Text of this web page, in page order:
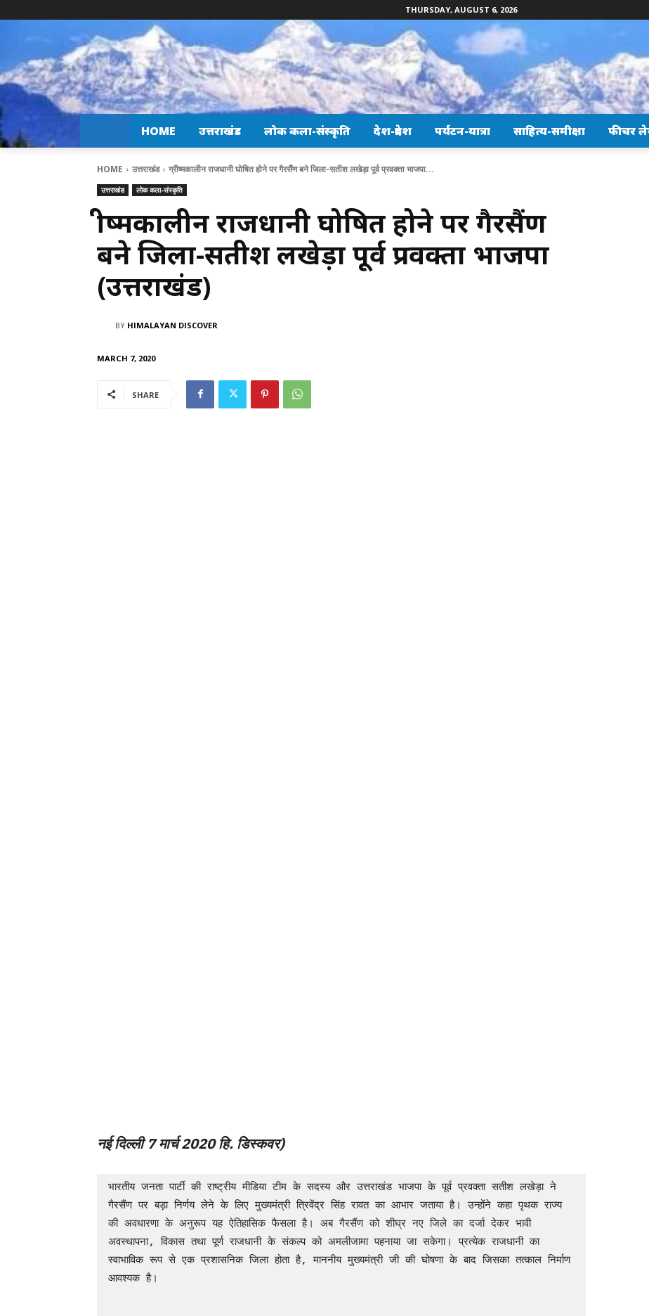
THURSDAY, AUGUST 6, 2026
HOME उत्तराखंड लोक कला-संस्कृति देश-प्रदेश पर्यटन-यात्रा साहित्य-समीक्षा फीचर
HOME उत्तराखंड ग्रीष्मकालीन राजधानी घोषित होने पर गैरसैंण बने जिला-सतीश लखेड़ा पूर्व प्रवक्ता भाजपा...
उत्तराखंड लोक कला-संस्कृति
ग्रीष्मकालीन राजधानी घोषित होने पर गैरसैंण
बने जिला-सतीश लखेड़ा पूर्व प्रवक्ता भाजपा
(उत्तराखंड)
BY HIMALAYAN DISCOVER
MARCH 7, 2020
SHARE
नई दिल्ली 7 मार्च 2020 हि. डिस्कवर)
भारतीय जनता पार्टी की राष्ट्रीय मीडिया टीम के सदस्य और उत्तराखंड भाजपा के पूर्व प्रवक्ता सतीश लखेड़ा ने
गैरसैंण पर बड़ा निर्णय लेने के लिए मुख्यमंत्री त्रिवेंद्र सिंह रावत का आभार जताया है। उन्होंने कहा पृथक राज्य
की अवधारणा के अनुरूप यह ऐतिहासिक फैसला है। अब गैरसैंण को शीघ्र नए जिले का दर्जा देकर भावी
अवस्थापना, विकास तथा पूर्ण राजधानी के संकल्प को अमलीजामा पहनाया जा सकेगा। प्रत्येक राजधानी का
स्वाभाविक रूप से एक प्रशासनिक जिला होता है, माननीय मुख्यमंत्री जी की घोषणा के बाद जिसका तत्काल निर्माण
आवश्यक है।